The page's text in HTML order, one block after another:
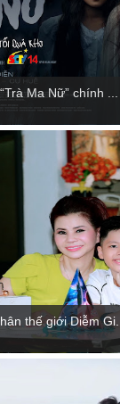
Ma Nữ” chính ...
thế giới Diễm Gi...